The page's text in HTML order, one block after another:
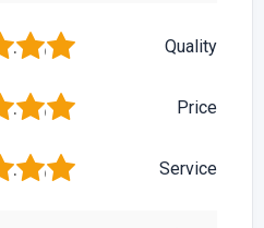
Quality
5
4
Price
5
4
Service
5
4